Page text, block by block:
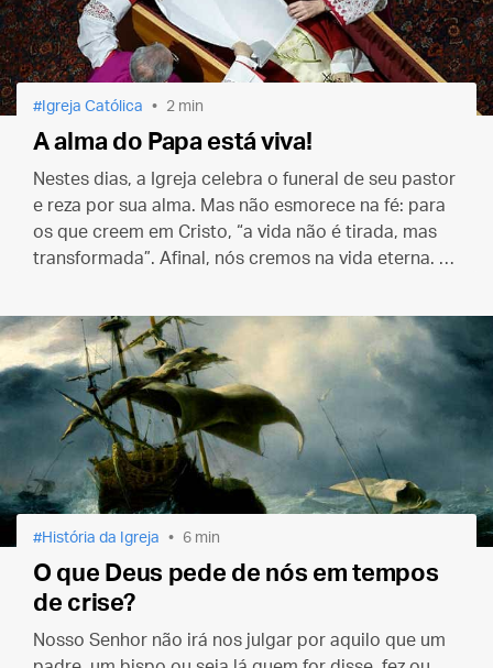
Igreja Católica 2 min
A alma do Papa está viva!
Nestes dias, a Igreja celebra o funeral de seu pastor
e reza por sua alma. Mas não esmorece na fé: para
os que creem em Cristo, “a vida não é tirada, mas
transformada”. Afinal, nós cremos na vida eterna. E,
História da Igreja 6 min
O que Deus pede de nós em tempos
de crise?
Nosso Senhor não irá nos julgar por aquilo que um